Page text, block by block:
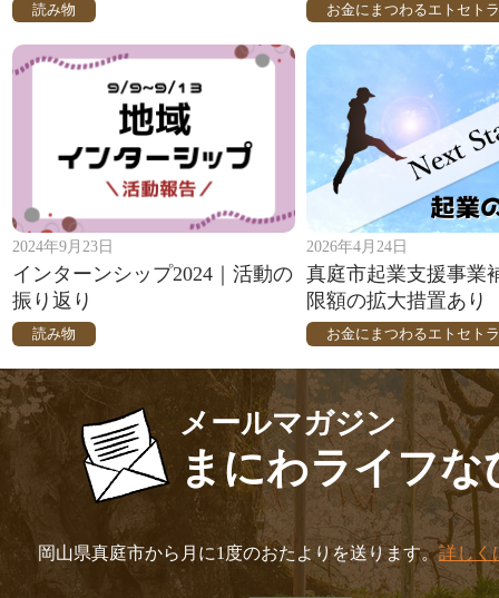
読み物 お金にまつわるエトセト
2024年9月23日
インターンシップ2024｜活動の
振り返り
読み物
2026年4月24日
真庭市起業支援事業
限額の拡大措置あり
お金にまつわるエトセト
メールマガジン
まにわライフな
岡山県真庭市から月に1度のおたよりを送ります。詳しく